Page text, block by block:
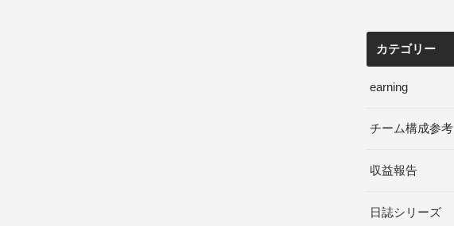
カテゴリー
earning
チーム構成参考
収益報告
日誌シリーズ